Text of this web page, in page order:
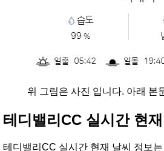
위 그림은 사진 입니다. 아래 본
테디밸리CC 실시간 현
테디밸리CC 실시간 현재 날씨 정보